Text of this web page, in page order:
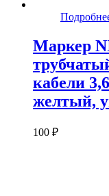
Маркер
кабели
желтый,
100 ₽